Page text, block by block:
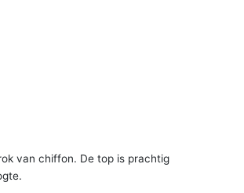
van chiffon. De top is prachtig